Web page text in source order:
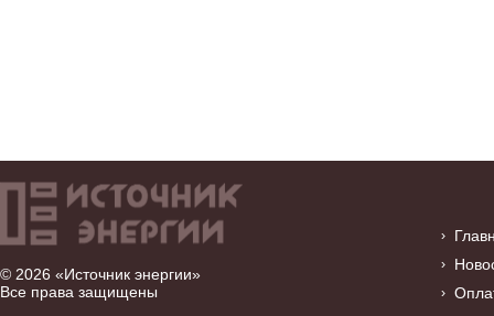
© 2026 «Источник энергии»
Все права защищены